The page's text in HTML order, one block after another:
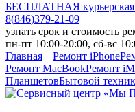
БЕСПЛАТНАЯ курьерская
8(846)379-21-09
узнать срок и стоимость
пн-пт 10:00-20:00, сб-вс
Главная
Ремонт iPhone
Ремонт MacBookРемонт
ПланшетовБытовой